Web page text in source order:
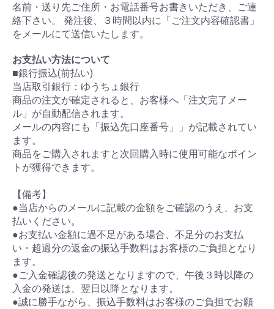
名前・送り先ご住所・お電話番号お書きいただき、ご連
絡下さい。 発注後、３時間以内に「ご注文内容確認書」
をメールにて送信いたします。
お支払い方法について
■銀行振込(前払い)
当店取引銀行：ゆうちょ銀行
商品の注文が確定されると、お客様へ「注文完了メー
ル」が自動配信されます。
メールの内容にも「振込先口座番号」」が記載されてい
ます。
商品をご購入されますと次回購入時に使用可能なポイン
トが獲得できます。
【備考】
●当店からのメールに記載の金額をご確認のうえ、お支
払いください。
●お支払い金額に過不足がある場合、不足分のお支払
い・超過分の返金の振込手数料はお客様のご負担となり
ます。
●ご入金確認後の発送となりますので、午後３時以降の
入金の発送は、翌日以降となります。
●誠に勝手ながら、振込手数料はお客様のご負担でお願